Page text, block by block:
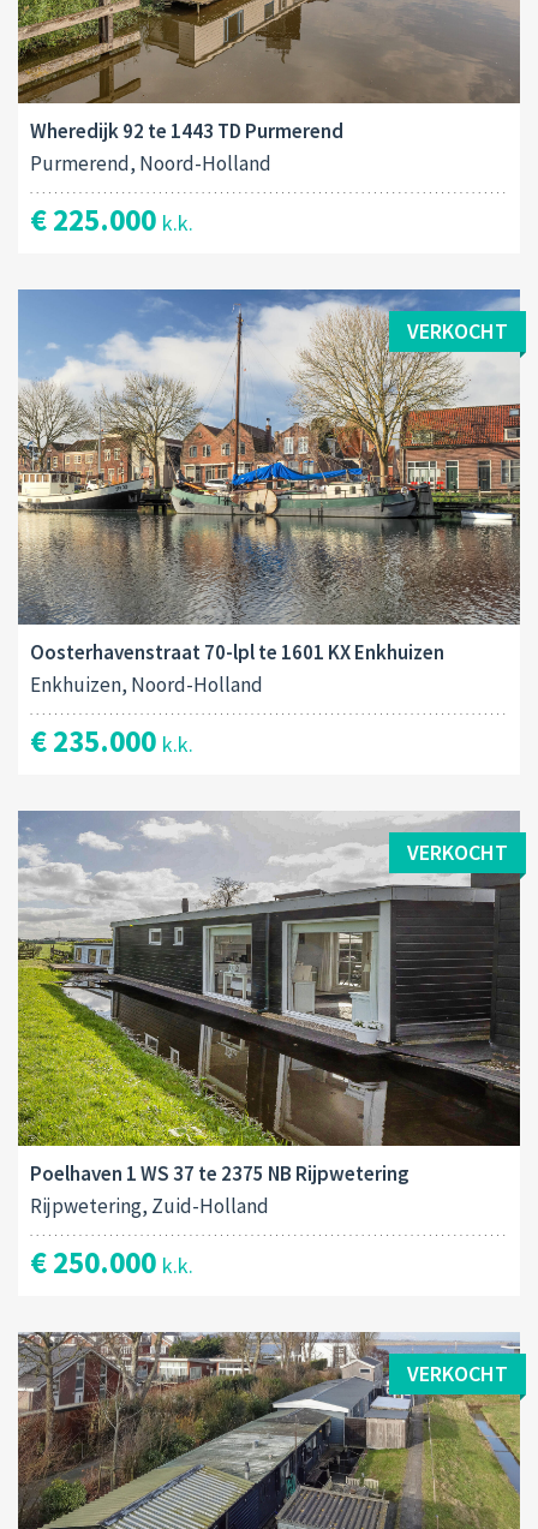
Wheredijk 92 te 1443 TD Purmerend
Purmerend, Noord-Holland
€ 225.000 k.k.
VERKOCHT
Oosterhavenstraat 70-lpl te 1601 KX Enkhuizen
Enkhuizen, Noord-Holland
€ 235.000 k.k.
VERKOCHT
Poelhaven 1 WS 37 te 2375 NB Rijpwetering
Rijpwetering, Zuid-Holland
€ 250.000 k.k.
VERKOCHT